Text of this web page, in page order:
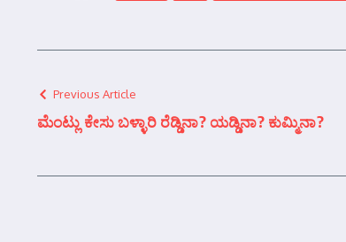
Previous Article
ಮೆಂಟ್ಲು ಕೇಸು ಬಳ್ಳಾರಿ ರೆಡ್ಡಿನಾ? ಯಡ್ಡಿನಾ? ಕುಮ್ಮಿನಾ?